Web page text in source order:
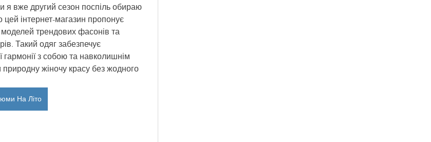
я вже другий сезон поспіль обираю
інтернет-магазин пропонує
трендових фасонів та
Такий одяг забезпечує
з собою та навколишнім
природну жіночу красу без жодного
На Літо